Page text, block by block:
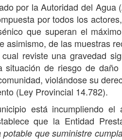
por la Autoridad del Agua
por todos los
que superan el
asimismo, de las muestras
reviste una gravedad
situación de riesgo de
violándose su
(Ley Provincial 14.782).
está incumpliendo el
que la Entidad
que suministre